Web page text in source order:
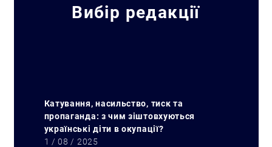
Вибір редакції
Катування, насильство, тиск та
пропаганда: з чим зіштовхуються
українські діти в окупації?
1 / 08 / 2025